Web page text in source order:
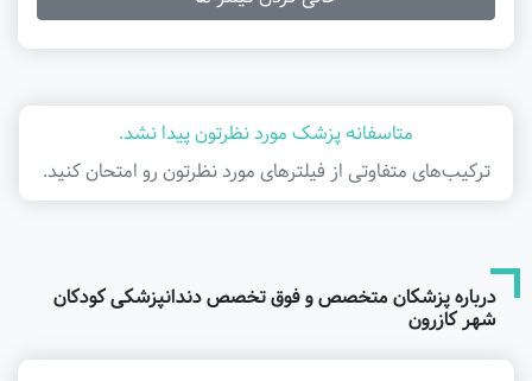
متاسفانه پزشک مورد نظرتون پیدا نشد.
ترکیب‌های متفاوتی از فیلتر‌های مورد نظرتون رو امتحان کنید.
درباره پزشکان متخصص و فوق تخصص دندانپزشکی کودکان
شهر کازرون